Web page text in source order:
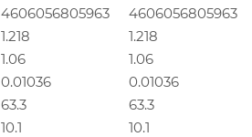
4606056805963
4606056805963
1.218
1.218
1.06
1.06
0.01036
0.01036
63.3
63.3
10.1
10.1